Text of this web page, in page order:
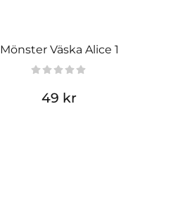
Mönster Väska Alice 1
49 kr